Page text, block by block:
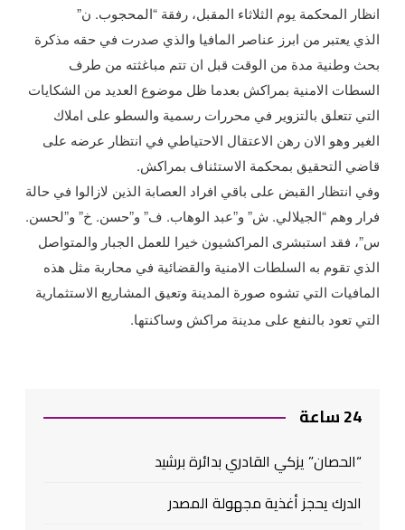
انظار المحكمة يوم الثلاثاء المقبل، رفقة “المحجوب. ن”
الذي يعتبر من ابرز عناصر المافيا والذي صدرت في حقه مذكرة
بحث وطنية مدة من الوقت قبل ان تتم مباغثته من طرف
السطات الامنية بمراكش بعدما ظل موضوع العديد من الشكايات
التي تتعلق بالتزوير في محررات رسمية والسطو على املاك
الغير وهو الان رهن الاعتقال الاحتياطي في انتظار عرضه على
قاضي التحقيق بمحكمة الاستئناف بمراكش.
وفي انتظار القبض على باقي افراد العصابة الذين لازالوا في حالة
فرار وهم “الجيلالي. ش” و”عبد الوهاب. ف” و”حسن. خ” و”لحسن.
س”، فقد استبشرى المراكشيون خيرا للعمل الجبار والمتواصل
الذي تقوم به السلطات الامنية والقضائية في محاربة مثل هذه
المافيات التي تشوه صورة المدينة وتعيق المشاريع الاستثمارية
التي تعود بالنفع على مدينة مراكش وساكنتها.
24 ساعة
“الحصان” يزكي القادري بدائرة برشيد
الدرك يحجز أغذية مجهولة المصدر